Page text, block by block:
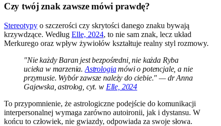
Czy twój znak zawsze mówi prawdę?
Stereotypy o szczerości czy skrytości danego znaku bywają
krzywdzące. Według Elle, 2024, to nie sam znak, lecz układ
Merkurego oraz wpływ żywiołów kształtuje realny styl rozmowy.
"Nie każdy Baran jest bezpośredni, nie każda Ryba
ucieka w marzenia. Astrologiamówi o potencjale, a nie
przymusie. Wybór zawsze należy do ciebie." — dr Anna
Gajewska, astrolog, cyt. w Elle, 2024
To przypomnienie, że astrologiczne podejście do komunikacji
interpersonalnej wymaga zarówno autoironii, jak i dystansu. W
końcu to człowiek, nie gwiazdy, odpowiada za swoje słowa.